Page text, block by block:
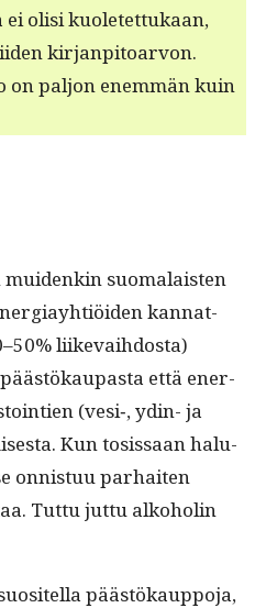
olisi kuo­letet­tukaan,
kir­jan­pitoar­von.
on paljon enem­män kuin
muidenkin suo­ma­lais­ten
kan­nat­
liike­vai­h­dos­ta)
että ener­
(vesi‑, ydin- ja
Kun tosis­saan halu­
onnis­tuu parhait­en
Tut­tu jut­tu alko­holin
päästökaup­po­ja,